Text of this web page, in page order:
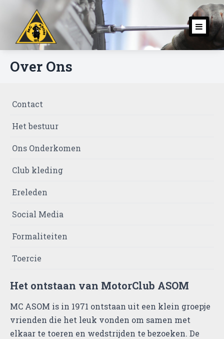
Over Ons
Contact
Het bestuur
Ons Onderkomen
Club kleding
Ereleden
Social Media
Formaliteiten
Toercie
Het ontstaan van MotorClub ASOM
MC ASOM is in 1971 ontstaan uit een klein groepje
vrienden die het leuk vonden om samen met
elkaar te toeren en wedstrijden te bezoeken. De